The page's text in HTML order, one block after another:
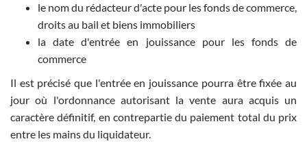
le nom du rédacteur d'acte pour les fonds de commerce,
droits au bail et biens immobiliers
la date d'entrée en jouissance pour les fonds de
commerce
Il est précisé que l'entrée en jouissance pourra être fixée au
jour où l'ordonnance autorisant la vente aura acquis un
caractère définitif, en contrepartie du paiement total du prix
entre les mains du liquidateur.